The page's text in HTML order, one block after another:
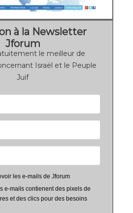
à la Newsletter
Jforum
le meilleur de
Israël et le Peuple
Juif
les e-mails de Jforum
e-mails contienent des pixels de
et des clics pour des besoins